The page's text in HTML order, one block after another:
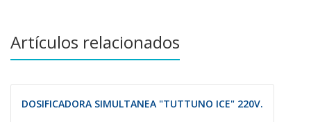
Artículos relacionados
DOSIFICADORA SIMULTANEA "TUTTUNO ICE" 220V.